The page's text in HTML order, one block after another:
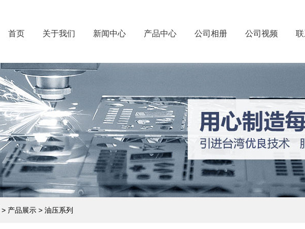
首页 关于我们 新闻中心 产品中心 公司相册 公司视频
> 产品展示 > 油压系列